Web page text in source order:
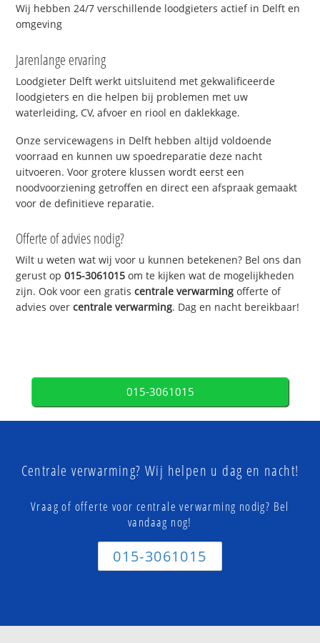
Wij hebben 24/7 verschillende loodgieters actief in Delft en
omgeving
Jarenlange ervaring
Loodgieter Delft werkt uitsluitend met gekwalificeerde
loodgieters en die helpen bij problemen met uw
waterleiding, CV, afvoer en riool en daklekkage.
Onze servicewagens in Delft hebben altijd voldoende
voorraad en kunnen uw spoedreparatie deze nacht
uitvoeren. Voor grotere klussen wordt eerst een
noodvoorziening getroffen en direct een afspraak gemaakt
voor de definitieve reparatie.
Offerte of advies nodig?
Wilt u weten wat wij voor u kunnen betekenen? Bel ons dan
gerust op015-3061015 om te kijken wat de mogelijkheden
zijn. Ook voor een gratiscentrale verwarming offerte of
advies overcentrale verwarming. Dag en nacht bereikbaar!
015-3061015
Centrale verwarming? Wij helpen u dag en nacht!
Vraag of offerte voor centrale verwarming nodig? Bel
vandaag nog!
015-3061015